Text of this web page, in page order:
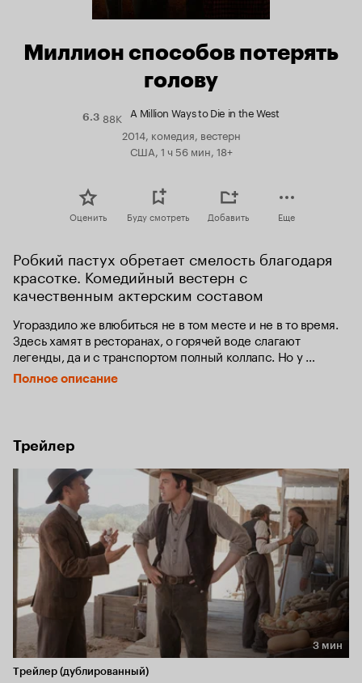
Миллион способов потерять
голову
6.3Рейтинг
Кинопоиска
88K A Million Ways to Die in the West
2014, комедия, вестерн
США, 1 ч 56 мин, 18+
Оценить Буду смотреть Добавить Еще
Робкий пастух обретает смелость благодаря
красотке. Комедийный вестерн с
качественным актерским составом
Угораздило же влюбиться не в том месте и не в то время.
Здесь хамят в ресторанах, о горячей воде слагают
легенды, да и с транспортом полный коллапс. Но у
таинственной незнакомки отменная фигура, да и стреляет
она без промаха. Кто же по своей воле откажется от такой
Полное описание
Трейлер
Длительность 3 мин
3 мин
Трейлер (дублированный)